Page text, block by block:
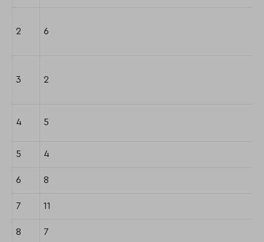
2 6
3 2
4 5
5 4
6 8
7 11
8 7